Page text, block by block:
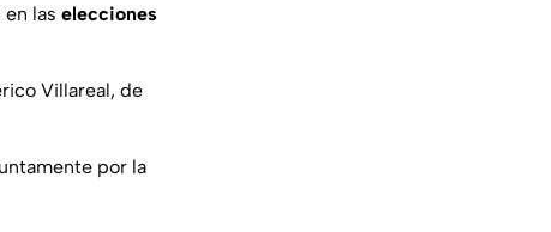
las elecciones
Villareal, de
por la